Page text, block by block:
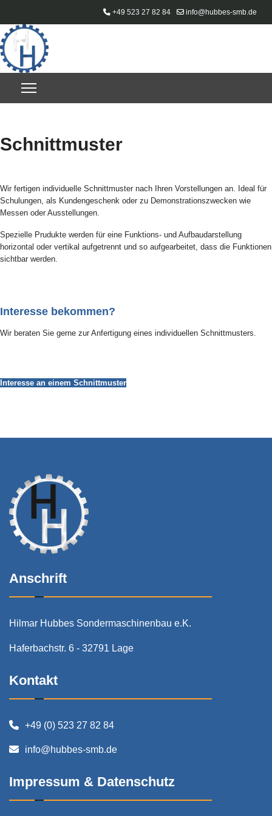
+49 523 27 82 84 info@hubbes-smb.de
Schnittmuster
Wir fertigen individuelle Schnittmuster nach Ihren Vorstellungen an. Ideal für
Schulungen, als Kundengeschenk oder zu Demonstrationszwecken wie
Messen oder Ausstellungen.
Spezielle Prudukte werden für eine Funktions- und Aufbaudarstellung
horizontal oder vertikal aufgetrennt und so aufgearbeitet, dass die Funktionen
sichtbar werden.
Interesse bekommen?
Wir beraten Sie gerne zur Anfertigung eines individuellen Schnittmusters.
Interesse an einem Schnittmuster
Anschrift
Hilmar Hubbes Sondermaschinenbau e.K.
Haferbachstr. 6 - 32791 Lage
Kontakt
+49 (0) 523 27 82 84
info@hubbes-smb.de
Impressum & Datenschutz